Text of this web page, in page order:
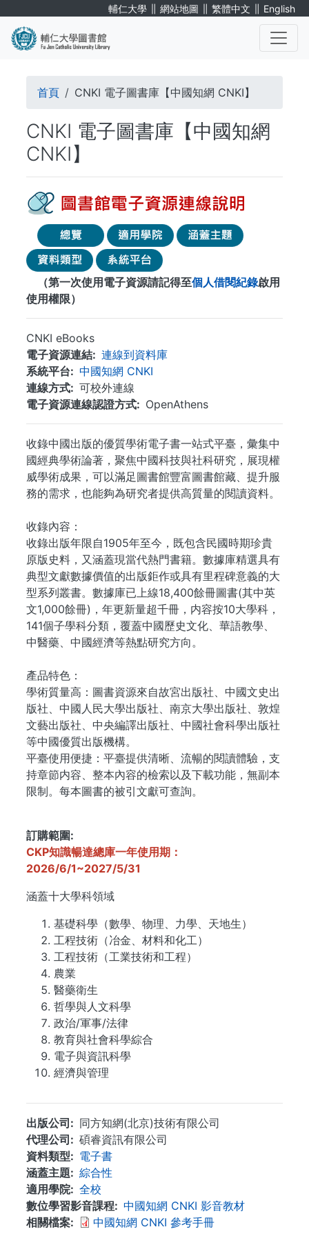
輔仁大學 ∥ 網站地圖 ∥ 繁體中文 ∥ English
導
連
結
首頁 CNKI 電子圖書庫【中國知網 CNKI】
CNKI 電子圖書庫【中國知網
CNKI】
（第一次使用電子資源請記得至個人借閱紀錄啟用
使用權限）
CNKI eBooks
電子資源連結
連線到資料庫
系統平台
中國知網 CNKI
連線方式
可校外連線
電子資源連線認證方式
OpenAthens
收錄中國出版的優質學術電子書一站式平臺，彙集中
國經典學術論著，聚焦中國科技與社科研究，展現權
威學術成果，可以滿足圖書館豐富圖書館藏、提升服
務的需求，也能夠為研究者提供高質量的閱讀資料。
收錄內容：
收錄出版年限自1905年至今，既包含民國時期珍貴
原版史料，又涵蓋現當代熱門書籍。數據庫精選具有
典型文獻數據價值的出版鉅作或具有里程碑意義的大
型系列叢書。數據庫已上線18,400餘冊圖書(其中英
文1,000餘冊)，年更新量超千冊，内容按10大學科，
141個子學科分類，覆蓋中國歷史文化、華語教學、
中醫藥、中國經濟等熱點研究方向。
產品特色：
學術質量高：圖書資源來自故宮出版社、中國文史出
版社、中國人民大學出版社、南京大學出版社、敦煌
文藝出版社、中央編譯出版社、中國社會科學出版社
等中國優質出版機構。
平臺使用便捷：平臺提供清晰、流暢的閱讀體驗，支
持章節内容、整本內容的檢索以及下載功能，無副本
限制。每本圖書的被引文獻可查詢。
訂購範圍
CKP知識暢達總庫一年使用期：
2026/6/1~2027/5/31
涵蓋十大學科領域
基礎科學（數學、物理、力學、天地生）
工程技術（冶金、材料和化工）
工程技術（工業技術和工程）
農業
醫藥衛生
哲學與人文科學
政治/軍事/法律
教育與社會科學綜合
電子與資訊科學
經濟與管理
出版公司
同方知網(北京)技術有限公司
代理公司
碩睿資訊有限公司
資料類型
電子書
涵蓋主題
綜合性
適用學院
全校
數位學習影音課程
中國知網 CNKI 影音教材
相關檔案
中國知網 CNKI 參考手冊